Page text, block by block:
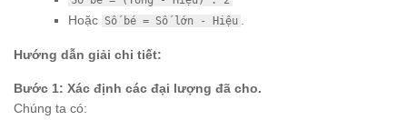
Hoặc Số bé = Số lớn - Hiệu .
Hướng dẫn giải chi tiết:
Bước 1: Xác định các đại lượng đã cho.
Chúng ta có: